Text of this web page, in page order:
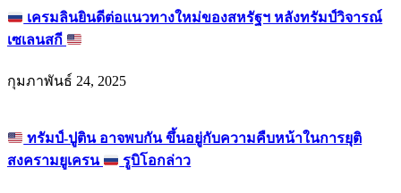
เครมลินยินดีต่อแนวทางใหม่ของสหรัฐฯ หลังทรัมป์วิจารณ์
เซเลนสกี
กุมภาพันธ์ 24, 2025
ทรัมป์-ปูติน อาจพบกัน ขึ้นอยู่กับความคืบหน้าในการยุติ
สงครามยูเครน
รูบิโอกล่าว